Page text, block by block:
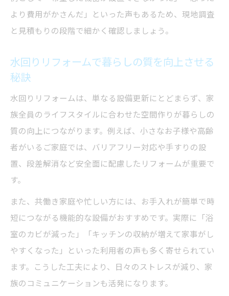
スムーズな水回りリフォームの進め方とは
給湯器リフォーム計画で失敗しないポイン
水回りリフォーム前に押さえたい事前準備
意
工事の流れと施工後のサポートを解説
水回りリフォーム工事の一般的な流れを紹
介
給湯器交換を含めた工事工程のポイント解
水回りリフォーム後のアフターサポートの
重要性
施工後も安心できる水回りリフォームの秘
訣
工事完了後に気を付けたい水回りリフォー
ム点検
より費用がかさんだ」といった声もあるため、現地調査
と見積もりの段階で細かく確認しましょう。
水回りリフォームで暮らしの質を向上させる
秘訣
水回りリフォームは、単なる設備更新にとどまらず、家
族全員のライフスタイルに合わせた空間作りが暮らしの
質の向上につながります。例えば、小さなお子様や高齢
者がいるご家庭では、バリアフリー対応や手すりの設
置、段差解消など安全面に配慮したリフォームが重要で
す。
また、共働き家庭や忙しい方には、お手入れが簡単で時
短につながる機能的な設備がおすすめです。実際に「浴
室のカビが減った」「キッチンの収納が増えて家事がし
やすくなった」といった利用者の声も多く寄せられてい
ます。こうした工夫により、日々のストレスが減り、家
族のコミュニケーションも活発になります。